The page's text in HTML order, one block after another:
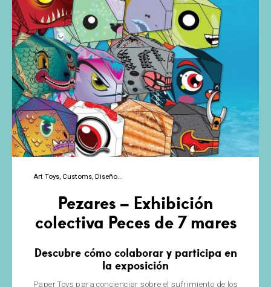
Art Toys Customs Diseño
Pezares – Exhibición
colectiva Peces de 7 mares
Descubre cómo colaborar y participa en
la exposición
Paper Toys para concienciar sobre el sufrimiento de los